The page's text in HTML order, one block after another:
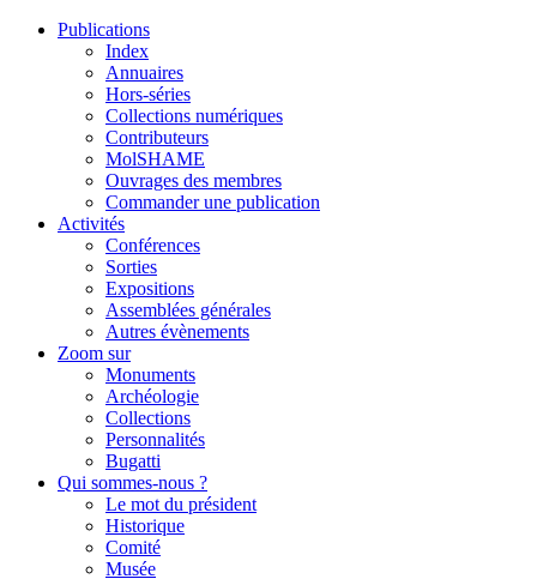
Publications
Index
Annuaires
Hors-séries
Collections numériques
Contributeurs
MolSHAME
Ouvrages des membres
Commander une publication
Activités
Conférences
Sorties
Expositions
Assemblées générales
Autres évènements
Zoom sur
Monuments
Archéologie
Collections
Personnalités
Bugatti
Qui sommes-nous ?
Le mot du président
Historique
Comité
Musée